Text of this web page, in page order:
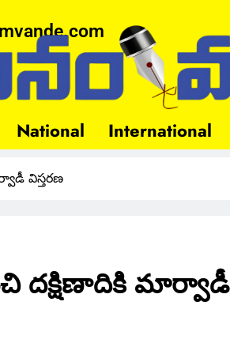
National International
విస్తరణ
దక్షిణాదికి మార్వాడీ